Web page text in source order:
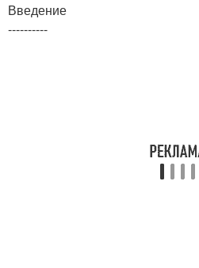
Введение
----------